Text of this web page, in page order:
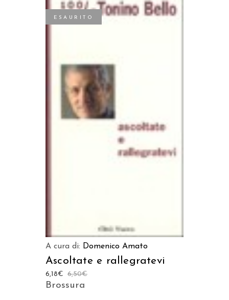
ESAURITO
LEGGI TUTTO
A cura di: Domenico Amato
Ascoltate e rallegratevi
6,50€
6,18€
Brossura